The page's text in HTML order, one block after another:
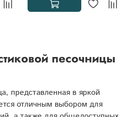
песочницы
представленная в яркой
отличным выбором для